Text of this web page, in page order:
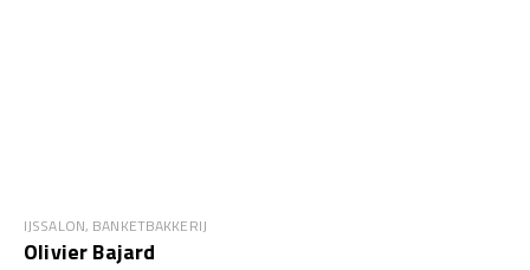
IJSSALON, BANKETBAKKERIJ
Olivier Bajard